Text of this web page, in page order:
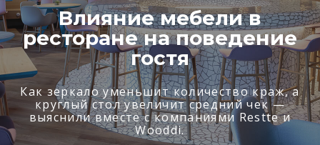
Влияние мебели в
ресторане на поведение
гостя
Как зеркало уменьшит количество краж, а
круглый стол увеличит средний чек —
выяснили вместе с компаниями Restte и
Wooddi.